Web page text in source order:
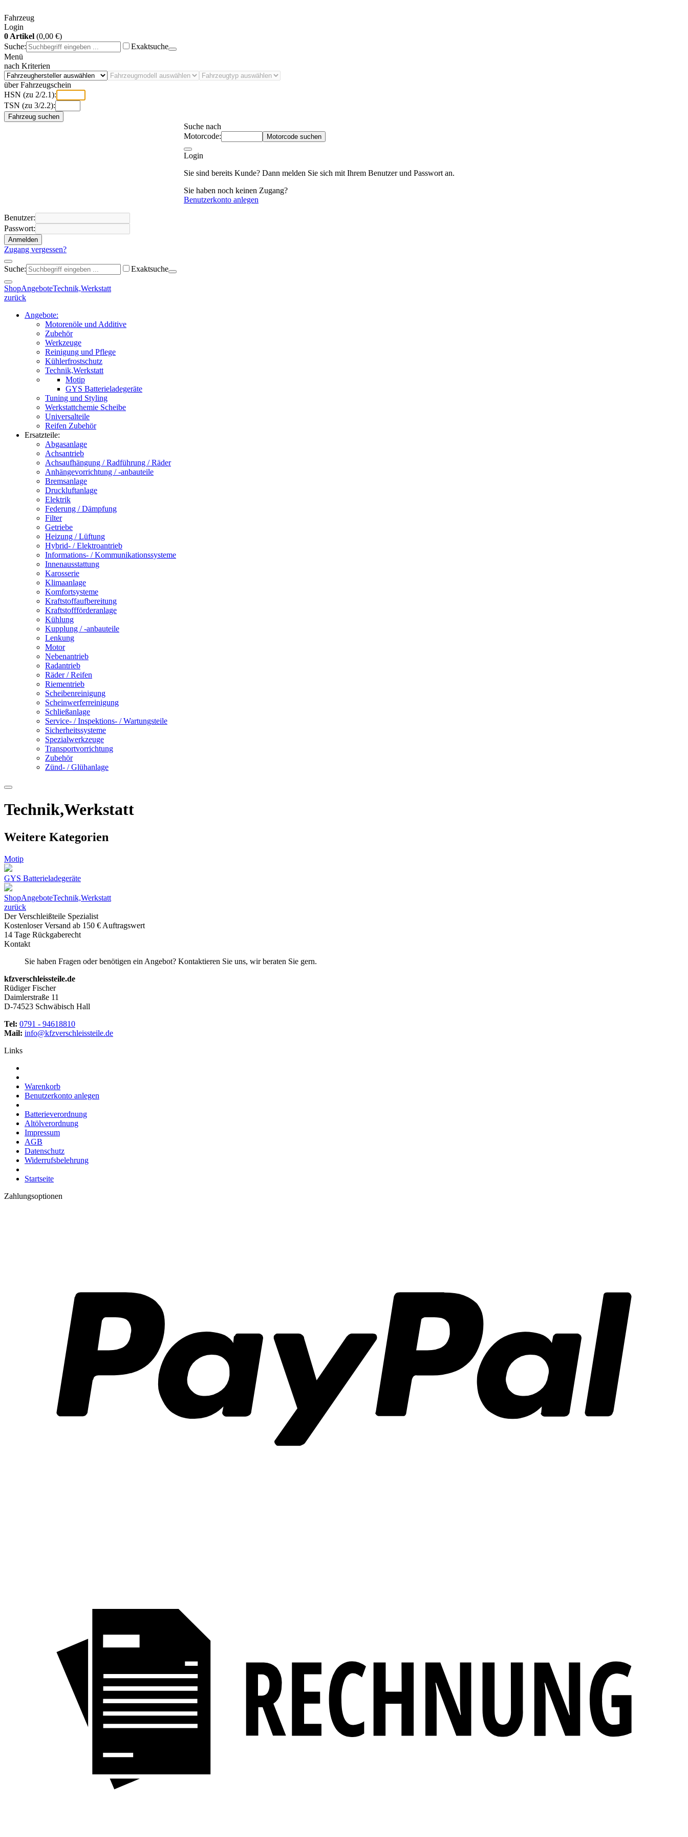
Fahrzeug
Login
0 Artikel (0,00 €)
Suche:
Exaktsuche
Menü
nach Kriterien
über Fahrzeugschein
HSN (zu 2/2.1):
TSN (zu 3/2.2):
Fahrzeug suchen
Suche nach
Motorcode:
Motorcode suchen
Login
Sie sind bereits Kunde? Dann melden Sie sich mit Ihrem Benutzer und Passwort an.
Sie haben noch keinen Zugang?
Benutzerkonto anlegen
Benutzer:
Passwort:
Anmelden
Zugang vergessen?
Suche: Exaktsuche
ShopAngeboteTechnik,Werkstatt
zurück
Angebote:
Motorenöle und Additive
Zubehör
Werkzeuge
Reinigung und Pflege
Kühlerfrostschutz
Technik,Werkstatt
Motip
GYS Batterieladegeräte
Tuning und Styling
Werkstattchemie Scheibe
Universalteile
Reifen Zubehör
Ersatzteile:
Abgasanlage
Achsantrieb
Achsaufhängung / Radführung / Räder
Anhängevorrichtung / -anbauteile
Bremsanlage
Druckluftanlage
Elektrik
Federung / Dämpfung
Filter
Getriebe
Heizung / Lüftung
Hybrid- / Elektroantrieb
Informations- / Kommunikationssysteme
Innenausstattung
Karosserie
Klimaanlage
Komfortsysteme
Kraftstoffaufbereitung
Kraftstoffförderanlage
Kühlung
Kupplung / -anbauteile
Lenkung
Motor
Nebenantrieb
Radantrieb
Räder / Reifen
Riementrieb
Scheibenreinigung
Scheinwerferreinigung
Schließanlage
Service- / Inspektions- / Wartungsteile
Sicherheitssysteme
Spezialwerkzeuge
Transportvorrichtung
Zubehör
Zünd- / Glühanlage
Technik,Werkstatt
Weitere Kategorien
Motip
GYS Batterieladegeräte
ShopAngeboteTechnik,Werkstatt
zurück
Der Verschleißteile Spezialist
Kostenloser Versand ab 150 € Auftragswert
14 Tage Rückgaberecht
Kontakt
Sie haben Fragen oder benötigen ein Angebot? Kontaktieren Sie uns, wir beraten Sie gern.
kfzverschleissteile.de
Rüdiger Fischer
Daimlerstraße 11
D-74523 Schwäbisch Hall
Tel: 0791 - 94618810
Mail: info@kfzverschleissteile.de
Links
Warenkorb
Benutzerkonto anlegen
Batterieverordnung
Altölverordnung
Impressum
AGB
Datenschutz
Widerrufsbelehrung
Startseite
Zahlungsoptionen